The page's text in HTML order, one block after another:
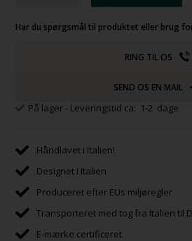
Har du spørgsmål til produktet eller brug
RING TIL OS
SEND OS EN MAIL
På lager - Leveringstid ca: 1-2 dage
Håndlavet i Italien!
Designet i Italien
Produceret efter EUs miljøregler
Transporteret med tog fra Italien til
E-mærke certificeret